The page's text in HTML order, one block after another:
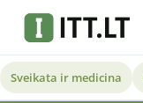
Sveikata ir medicina